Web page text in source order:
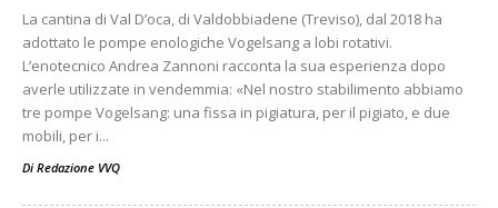
La cantina di Val D’oca, di Valdobbiadene (Treviso), dal 2018 ha
adottato le pompe enologiche Vogelsang a lobi rotativi.
L’enotecnico Andrea Zannoni racconta la sua esperienza dopo
averle utilizzate in vendemmia: «Nel nostro stabilimento abbiamo
tre pompe Vogelsang: una fissa in pigiatura, per il pigiato, e due
mobili, per i...
Di Redazione VVQ